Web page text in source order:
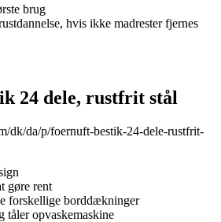
brug
hvis ikke madrester fjernes
24 dele, rustfrit stål
dk/da/p/foernuft-bestik-24-dele-rustfrit-
gøre rent
forskellige borddækninger
tåler opvaskemaskine